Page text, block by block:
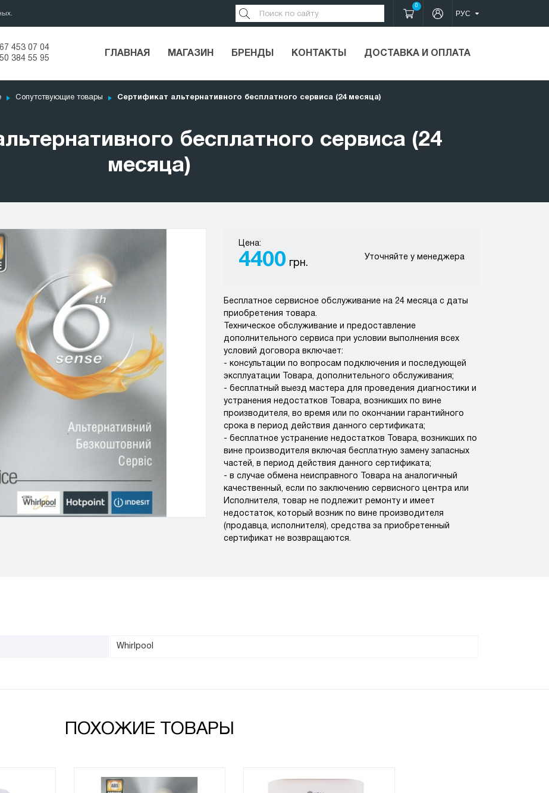
0
453 07 04
384 55 95
ГЛАВНАЯ МАГАЗИН БРЕНДЫ КОНТАКТЫ ДОСТАВКА И ОПЛАТА
Сопутствующие товары Сертификат альтернативного бесплатного сервиса (24 месяца)
бесплатного сервиса (24
месяца)
Цена:
4400 грн.
Уточняйте у менеджера
Бесплатное сервисное обслуживание на 24 месяца с даты
приобретения товара.
Техническое обслуживание и предоставление
дополнительного сервиса при условии выполнения всех
условий договора включает:
- консультации по вопросам подключения и последующей
эксплуатации Товара, дополнительного обслуживания;
- бесплатный выезд мастера для проведения диагностики и
устранения недостатков Товара, возникших по вине
производителя, во время или по окончании гарантийного
срока в период действия данного сертификата;
- бесплатное устранение недостатков Товара, возникших по
вине производителя включая бесплатную замену запасных
частей, в период действия данного сертификата;
- в случае обмена неисправного Товара на аналогичный
качественный, если по заключению сервисного центра или
Исполнителя, товар не подлежит ремонту и имеет
недостаток, который возник по вине производителя
(продавца, исполнителя), средства за приобретенный
сертификат не возвращаются.
Whirlpool
ПОХОЖИЕ ТОВАРЫ